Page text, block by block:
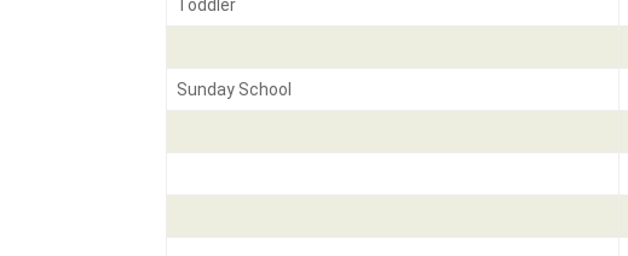
Toddler
Sunday School